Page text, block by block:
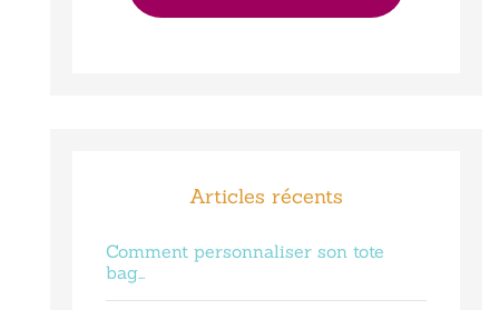
Articles récents
Comment personnaliser son tote
bag…